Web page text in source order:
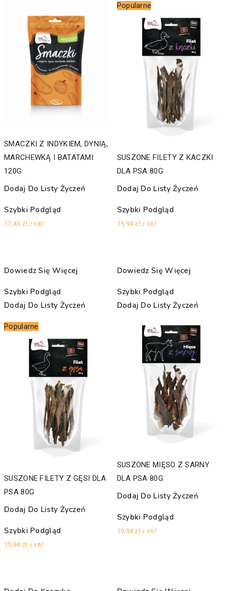
SMACZKI Z INDYKIEM, DYNIĄ,
MARCHEWKĄ I BATATAMI
120G
Dodaj Do Listy Życzeń
Szybki Podgląd
17,45 zł z VAT
Popularne
SUSZONE FILETY Z KACZKI
DLA PSA 80G
Dodaj Do Listy Życzeń
Szybki Podgląd
15,94 zł z VAT
Dowiedz Się Więcej
Szybki Podgląd
Dodaj Do Listy Życzeń
Popularne
SUSZONE FILETY Z GĘSI DLA
PSA 80G
Dodaj Do Listy Życzeń
Szybki Podgląd
15,94 zł z VAT
Dowiedz Się Więcej
Szybki Podgląd
Dodaj Do Listy Życzeń
SUSZONE MIĘSO Z SARNY
DLA PSA 80G
Dodaj Do Listy Życzeń
Szybki Podgląd
19,94 zł z VAT